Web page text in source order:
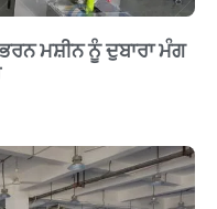
ਮਸ਼ੀਨ ਨੂੰ ਦੁਬਾਰਾ ਮੰਗ